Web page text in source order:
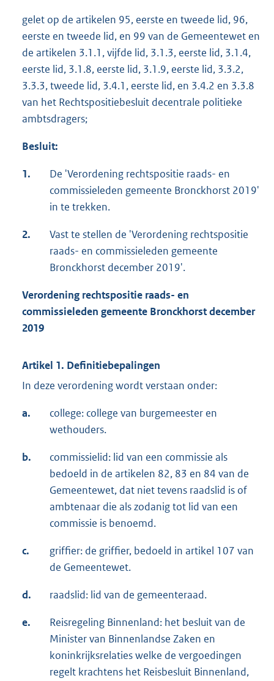
gelet op de artikelen 95, eerste en tweede lid, 96,
eerste en tweede lid, en 99 van de Gemeentewet en
de artikelen 3.1.1, vijfde lid, 3.1.3, eerste lid, 3.1.4,
eerste lid, 3.1.8, eerste lid, 3.1.9, eerste lid, 3.3.2,
3.3.3, tweede lid, 3.4.1, eerste lid, en 3.4.2 en 3.3.8
van het Rechtspositiebesluit decentrale politieke
ambtsdragers;
Besluit:
1.
De 'Verordening rechtspositie raads- en
commissieleden gemeente Bronckhorst 2019'
in te trekken.
2.
Vast te stellen de 'Verordening rechtspositie
raads- en commissieleden gemeente
Bronckhorst december 2019'.
Verordening rechtspositie raads- en
commissieleden gemeente Bronckhorst december
2019
Artikel 1. Definitiebepalingen
In deze verordening wordt verstaan onder:
a.
college: college van burgemeester en
wethouders.
b.
commissielid: lid van een commissie als
bedoeld in de artikelen 82, 83 en 84 van de
Gemeentewet, dat niet tevens raadslid is of
ambtenaar die als zodanig tot lid van een
commissie is benoemd.
c.
griffier: de griffier, bedoeld in artikel 107 van
de Gemeentewet.
d. raadslid: lid van de gemeenteraad.
e.
Reisregeling Binnenland: het besluit van de
Minister van Binnenlandse Zaken en
koninkrijksrelaties welke de vergoedingen
regelt krachtens het Reisbesluit Binnenland,